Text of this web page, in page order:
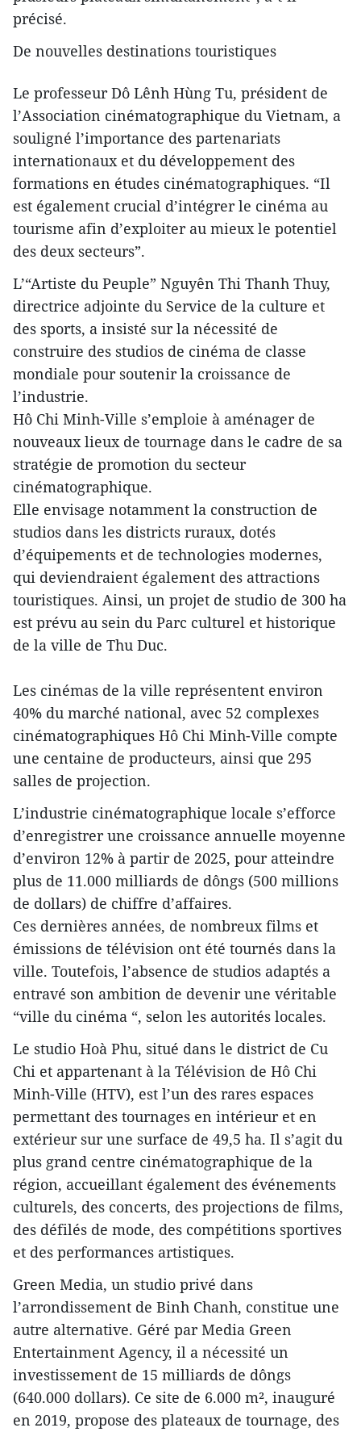
précisé.
De nouvelles destinations touristiques
Le professeur Dô Lênh Hùng Tu, président de
l’Association cinématographique du Vietnam, a
souligné l’importance des partenariats
internationaux et du développement des
formations en études cinématographiques. “Il
est également crucial d’intégrer le cinéma au
tourisme afin d’exploiter au mieux le potentiel
des deux secteurs”.
L’“Artiste du Peuple” Nguyên Thi Thanh Thuy,
directrice adjointe du Service de la culture et
des sports, a insisté sur la nécessité de
construire des studios de cinéma de classe
mondiale pour soutenir la croissance de
l’industrie.
Hô Chi Minh-Ville s’emploie à aménager de
nouveaux lieux de tournage dans le cadre de sa
stratégie de promotion du secteur
cinématographique.
Elle envisage notamment la construction de
studios dans les districts ruraux, dotés
d’équipements et de technologies modernes,
qui deviendraient également des attractions
touristiques. Ainsi, un projet de studio de 300 ha
est prévu au sein du Parc culturel et historique
de la ville de Thu Duc.
Les cinémas de la ville représentent environ
40% du marché national, avec 52 complexes
cinématographiques Hô Chi Minh-Ville compte
une centaine de producteurs, ainsi que 295
salles de projection.
L’industrie cinématographique locale s’efforce
d’enregistrer une croissance annuelle moyenne
d’environ 12% à partir de 2025, pour atteindre
plus de 11.000 milliards de dôngs (500 millions
de dollars) de chiffre d’affaires.
Ces dernières années, de nombreux films et
émissions de télévision ont été tournés dans la
ville. Toutefois, l’absence de studios adaptés a
entravé son ambition de devenir une véritable
“ville du cinéma “, selon les autorités locales.
Le studio Hoà Phu, situé dans le district de Cu
Chi et appartenant à la Télévision de Hô Chi
Minh-Ville (HTV), est l’un des rares espaces
permettant des tournages en intérieur et en
extérieur sur une surface de 49,5 ha. Il s’agit du
plus grand centre cinématographique de la
région, accueillant également des événements
culturels, des concerts, des projections de films,
des défilés de mode, des compétitions sportives
et des performances artistiques.
Green Media, un studio privé dans
l’arrondissement de Binh Chanh, constitue une
autre alternative. Géré par Media Green
Entertainment Agency, il a nécessité un
investissement de 15 milliards de dôngs
(640.000 dollars). Ce site de 6.000 m², inauguré
en 2019, propose des plateaux de tournage, des